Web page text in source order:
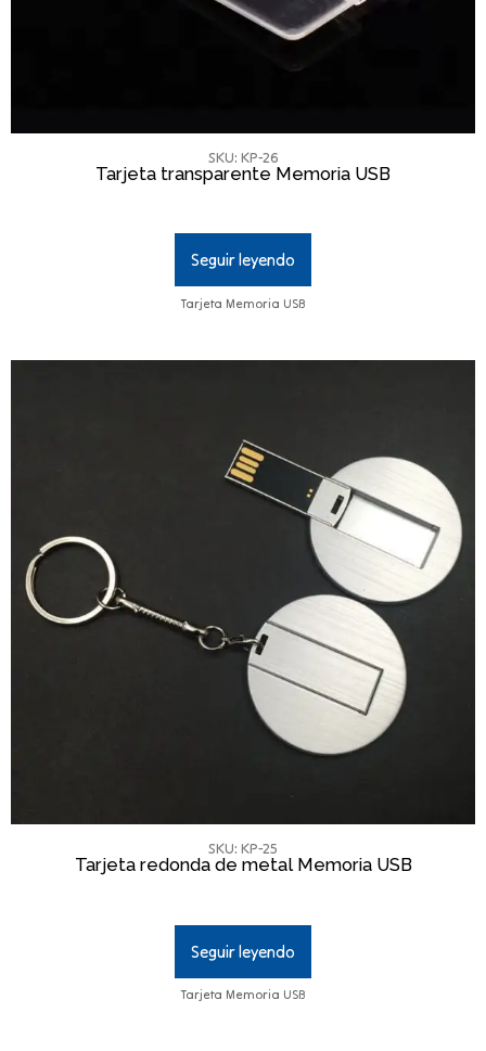
SKU: KP-26
Tarjeta transparente Memoria USB
Seguir leyendo
Tarjeta Memoria USB
SKU: KP-25
Tarjeta redonda de metal Memoria USB
Seguir leyendo
Tarjeta Memoria USB